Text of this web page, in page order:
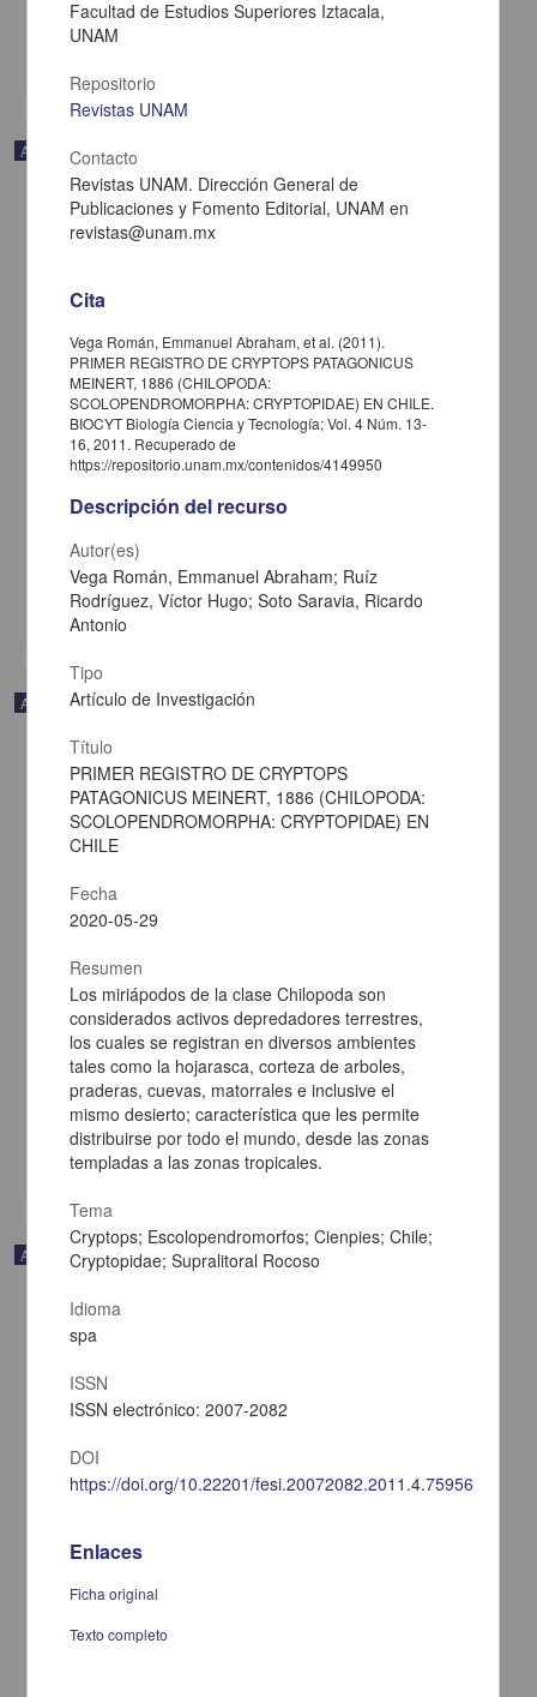
Artes y Humanidades
Audio
El porvenir de los mexicanos
2022-05-05
Artes y Humanidades
Audio
Historia 6. La Edad Media europea
Bautista y Lugo, Gibrán - Coordinación de Difusión Cultural, UNAM
2021-11-05
Artes y Humanidades
Audio
Los pueblos originarios: historia y actualidad
Medina Hernández, Andrés; López Austin, Alfredo - Coordinación
Facultad de Estudios Superiores Iztacala,
UNAM
Repositorio
Revistas UNAM
Contacto
Revistas UNAM. Dirección General de
Publicaciones y Fomento Editorial, UNAM en
revistas@unam.mx
Cita
Vega Román, Emmanuel Abraham, et al. (2011).
PRIMER REGISTRO DE CRYPTOPS PATAGONICUS
MEINERT, 1886 (CHILOPODA:
SCOLOPENDROMORPHA: CRYPTOPIDAE) EN CHILE.
BIOCYT Biología Ciencia y Tecnología; Vol. 4 Núm. 13-
16, 2011. Recuperado de
https://repositorio.unam.mx/contenidos/4149950
Descripción del recurso
Autor(es)
Vega Román, Emmanuel Abraham; Ruíz
Rodríguez, Víctor Hugo; Soto Saravia, Ricardo
Antonio
Tipo
Artículo de Investigación
Título
PRIMER REGISTRO DE CRYPTOPS
PATAGONICUS MEINERT, 1886 (CHILOPODA:
SCOLOPENDROMORPHA: CRYPTOPIDAE) EN
CHILE
Fecha
2020-05-29
Resumen
Los miriápodos de la clase Chilopoda son
considerados activos depredadores terrestres,
los cuales se registran en diversos ambientes
tales como la hojarasca, corteza de arboles,
praderas, cuevas, matorrales e inclusive el
mismo desierto; característica que les permite
distribuirse por todo el mundo, desde las zonas
templadas a las zonas tropicales.
Tema
Cryptops; Escolopendromorfos; Cienpies; Chile;
Cryptopidae; Supralitoral Rocoso
Idioma
spa
ISSN
ISSN electrónico: 2007-2082
DOI
https://doi.org/10.22201/fesi.20072082.2011.4.75956
Enlaces
Ficha original
Texto completo